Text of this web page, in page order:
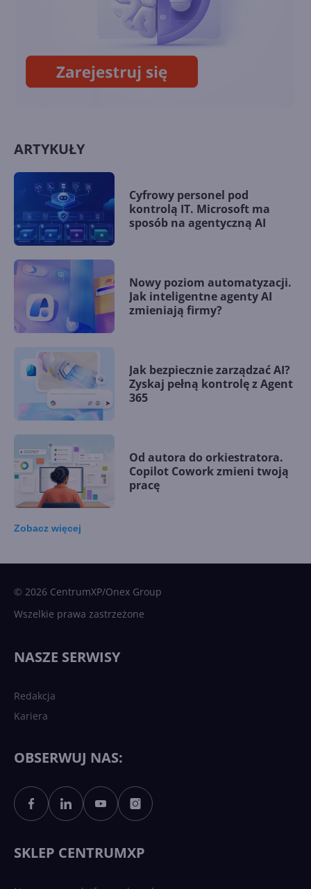
13. Łączenie tabel
ARTYKUŁY
Cyfrowy personel pod
kontrolą IT. Microsoft ma
sposób na agentyczną AI
Nowy poziom automatyzacji.
Jak inteligentne agenty AI
zmieniają firmy?
Jak bezpiecznie zarządzać AI?
Zyskaj pełną kontrolę z Agent
365
Od autora do orkiestratora.
Copilot Cowork zmieni twoją
pracę
Sztuczna inteligencja po
polsku. Dość barier
Zobacz więcej
© 2026 CentrumXP/Onex Group
Wszelkie prawa zastrzeżone
NASZE SERWISY
Redakcja
Kariera
OBSERWUJ NAS:
SKLEP CENTRUMXP